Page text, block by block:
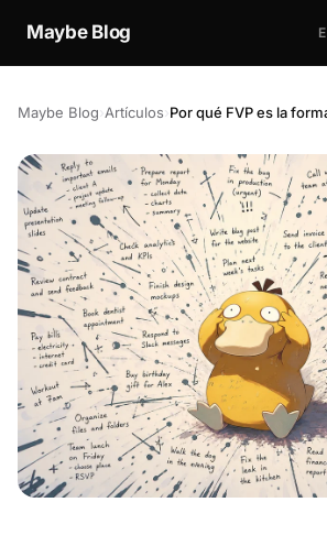
Maybe Blog
Maybe Blog›Artículos›